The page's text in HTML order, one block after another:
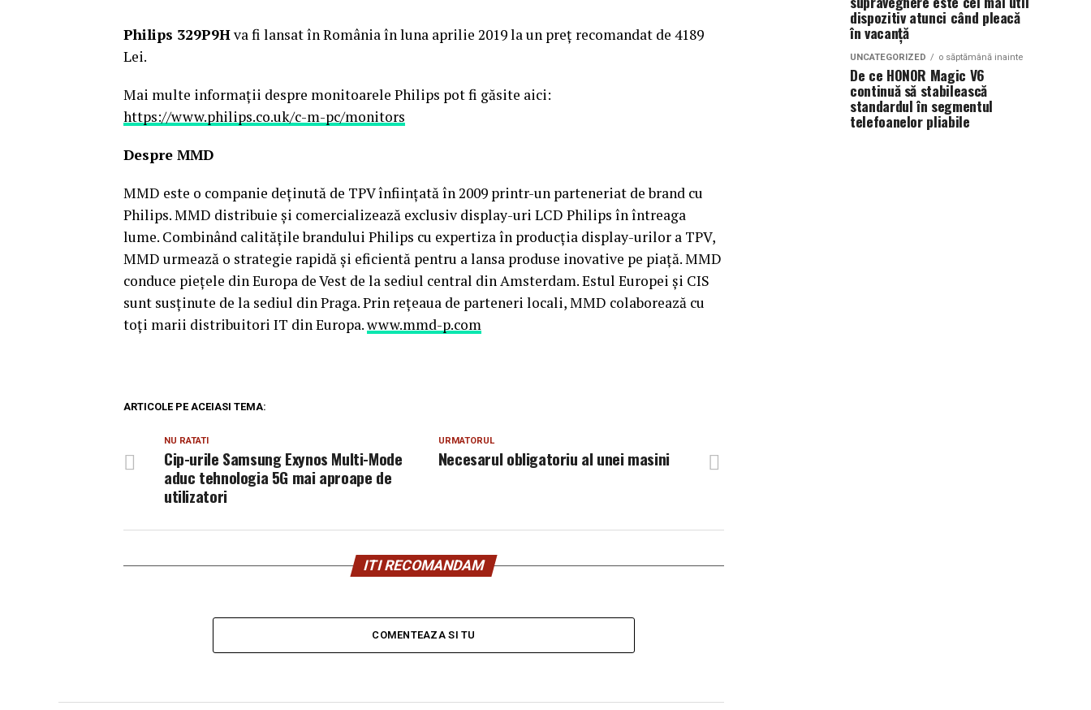
Philips 329P9Hva fi lansat în România în luna aprilie 2019 la un preț recomandat de 4189
Lei.
Mai multe informații despre monitoarele Philips pot fi găsite aici:
https://www.philips.co.uk/c-m-pc/monitors
Despre MMD
MMD este o companie deținută de TPV înființată în 2009 printr-un parteneriat de brand cu
Philips. MMD distribuie și comercializează exclusiv display-uri LCD Philips în întreaga
lume. Combinând calitățile brandului Philips cu expertiza în producția display-urilor a TPV,
MMD urmează o strategie rapidă și eficientă pentru a lansa produse inovative pe piață. MMD
conduce piețele din Europa de Vest de la sediul central din Amsterdam. Estul Europei și CIS
sunt susținute de la sediul din Praga. Prin rețeaua de parteneri locali, MMD colaborează cu
toți marii distribuitori IT din Europa.www.mmd-p.com
ARTICOLE PE ACEIASI TEMA:
URMATORUL
Necesarul obligatoriu al unei masini
NU RATATI
Cip-urile Samsung Exynos Multi-Mode
aduc tehnologia 5G mai aproape de
utilizatori
ITI RECOMANDAM
COMENTEAZA SI TU
dispozitiv atunci când pleacă
în vacanță
UNCATEGORIZED o săptămână inainte
De ce HONOR Magic V6
continuă să stabilească
standardul în segmentul
telefoanelor pliabile